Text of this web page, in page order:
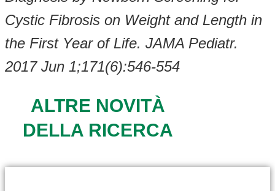
Cystic Fibrosis on Weight and Length in
the First Year of Life. JAMA Pediatr.
2017 Jun 1;171(6):546-554
ALTRE NOVITÀ
DELLA RICERCA